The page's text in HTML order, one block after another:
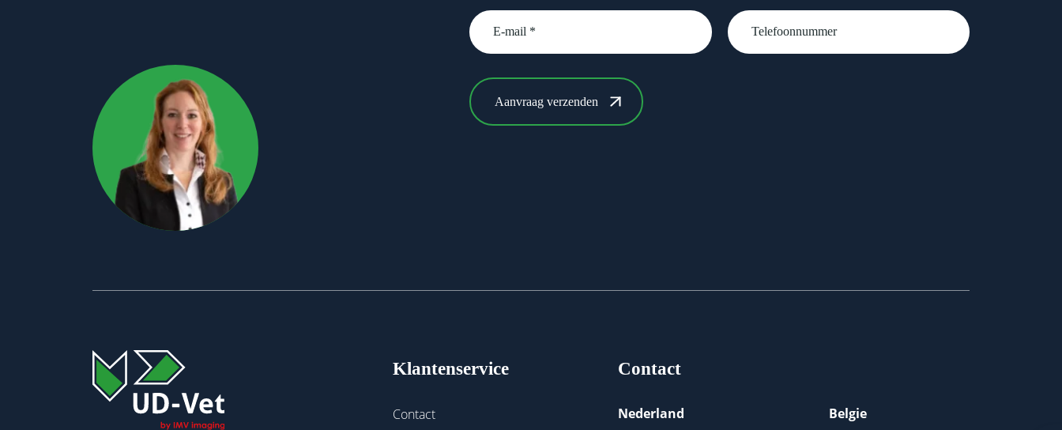
email Telefoonnummer
Klantenservice
Contact
Contact
Nederland Belgie